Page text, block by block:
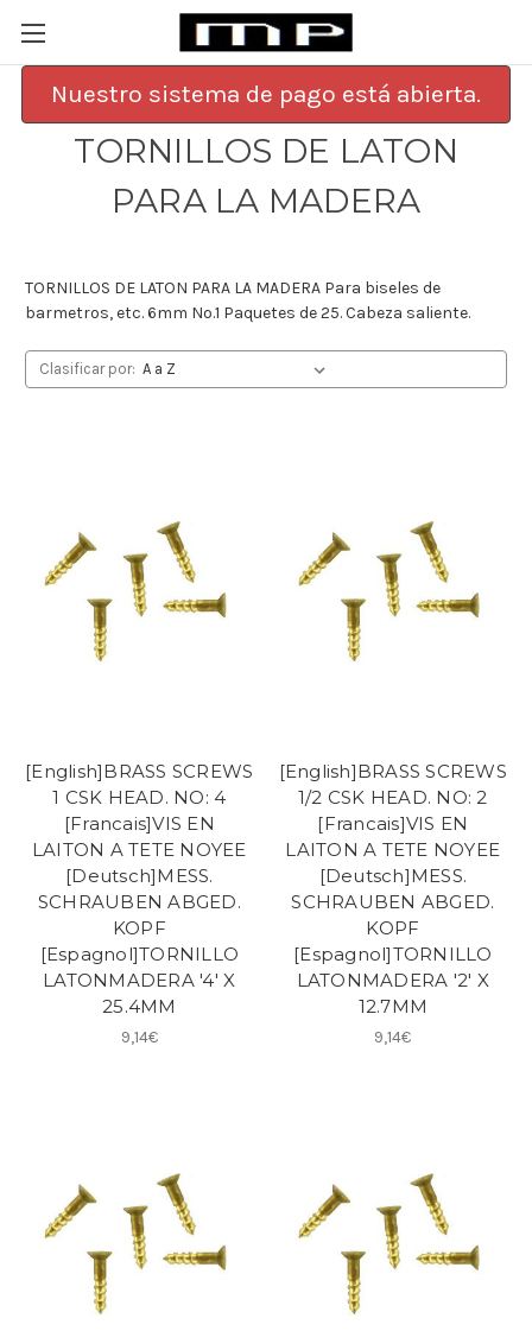
Nuestro sistema de pago está abierta.
TORNILLOS DE LATON
PARA LA MADERA
TORNILLOS DE LATON PARA LA MADERA Para biseles de
barmetros, etc. 6mm No.1 Paquetes de 25. Cabeza saliente.
Clasificar por:
[English]BRASS SCREWS
1 CSK HEAD. NO: 4
[Francais]VIS EN
LAITON A TETE NOYEE
[Deutsch]MESS.
SCHRAUBEN ABGED.
KOPF
[Espagnol]TORNILLO
LATONMADERA '4' X
25.4MM
9,14€
[English]BRASS SCREWS
1/2 CSK HEAD. NO: 2
[Francais]VIS EN
LAITON A TETE NOYEE
[Deutsch]MESS.
SCHRAUBEN ABGED.
KOPF
[Espagnol]TORNILLO
LATONMADERA '2' X
12.7MM
9,14€